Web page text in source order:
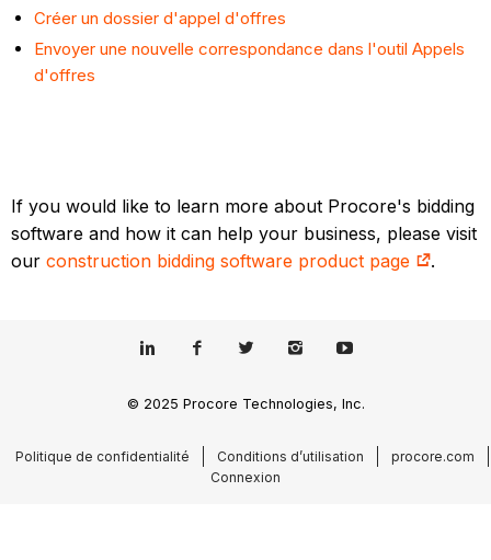
Créer un dossier d'appel d'offres
Envoyer une nouvelle correspondance dans l'outil Appels
d'offres
If you would like to learn more about Procore's bidding
software and how it can help your business, please visit
ourconstruction bidding software product page .
© 2025 Procore Technologies, Inc.
Politique de confidentialité Conditions d’utilisation
procore.com
Connexion